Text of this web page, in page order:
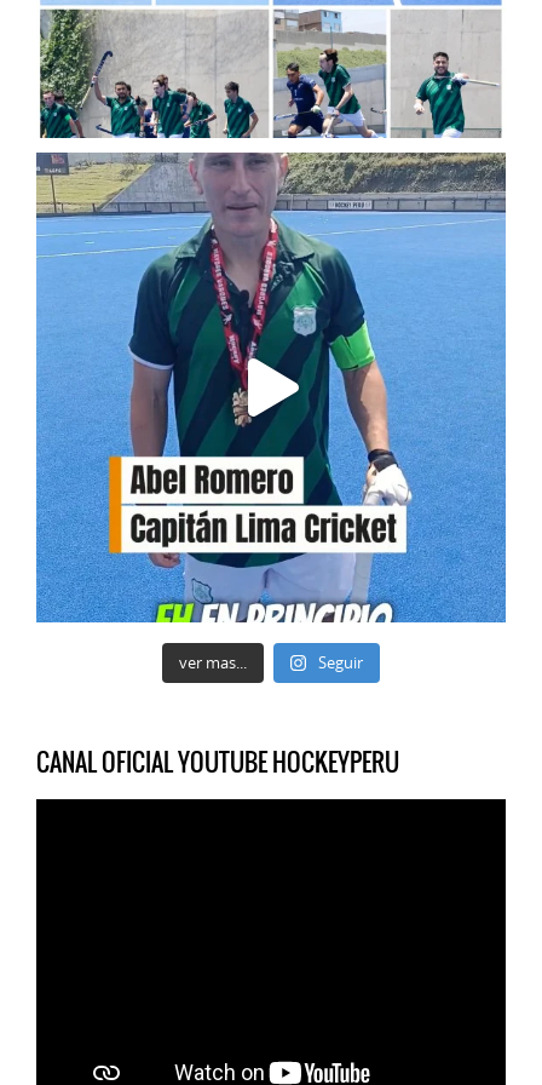
ver mas... Seguir
CANAL OFICIAL YOUTUBE HOCKEYPERU